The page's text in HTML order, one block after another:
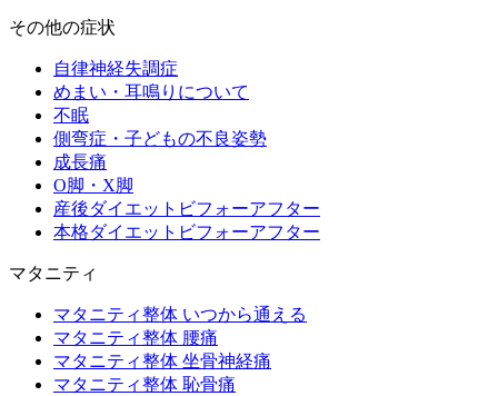
その他の症状
自律神経失調症
めまい・耳鳴りについて
不眠
側弯症・子どもの不良姿勢
成長痛
O脚・X脚
産後ダイエットビフォーアフター
本格ダイエットビフォーアフター
マタニティ
マタニティ整体 いつから通える
マタニティ整体 腰痛
マタニティ整体 坐骨神経痛
マタニティ整体 恥骨痛